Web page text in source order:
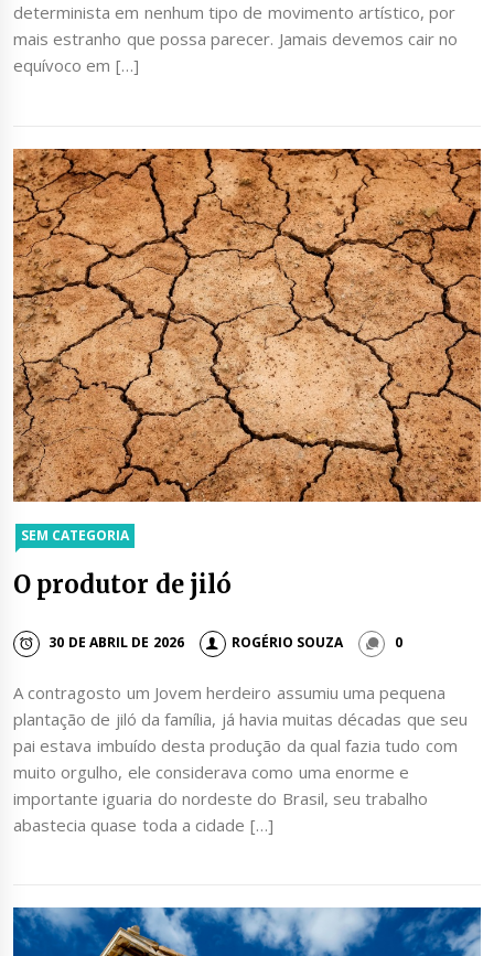
determinista em nenhum tipo de movimento artístico, por
mais estranho que possa parecer. Jamais devemos cair no
equívoco em […]
SEM CATEGORIA
O produtor de jiló
30 DE ABRIL DE 2026 ROGÉRIO SOUZA 0
A contragosto um Jovem herdeiro assumiu uma pequena
plantação de jiló da família, já havia muitas décadas que seu
pai estava imbuído desta produção da qual fazia tudo com
muito orgulho, ele considerava como uma enorme e
importante iguaria do nordeste do Brasil, seu trabalho
abastecia quase toda a cidade […]